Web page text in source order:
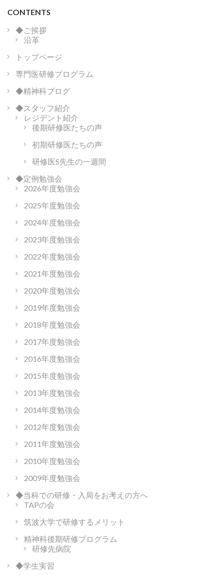
ビ
ゲ
ー
シ
ョ
ン
CONTENTS
◆ご挨拶
沿革
トップページ
専門医研修プログラム
◆精神科ブログ
◆スタッフ紹介
レジデント紹介
後期研修医たちの声
初期研修医たちの声
研修医S先生の一週間
◆定例勉強会
2026年度勉強会
2025年度勉強会
2024年度勉強会
2023年度勉強会
2022年度勉強会
2021年度勉強会
2020年度勉強会
2019年度勉強会
2018年度勉強会
2017年度勉強会
2016年度勉強会
2015年度勉強会
2013年度勉強会
2014年度勉強会
2012年度勉強会
2011年度勉強会
2010年度勉強会
2009年度勉強会
◆当科での研修・入局をお考えの方へ
TAPの会
筑波大学で研修するメリット
精神科後期研修プログラム
研修先病院
◆学生実習